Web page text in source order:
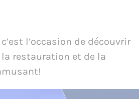
l’occasion de découvrir
restauration et de la